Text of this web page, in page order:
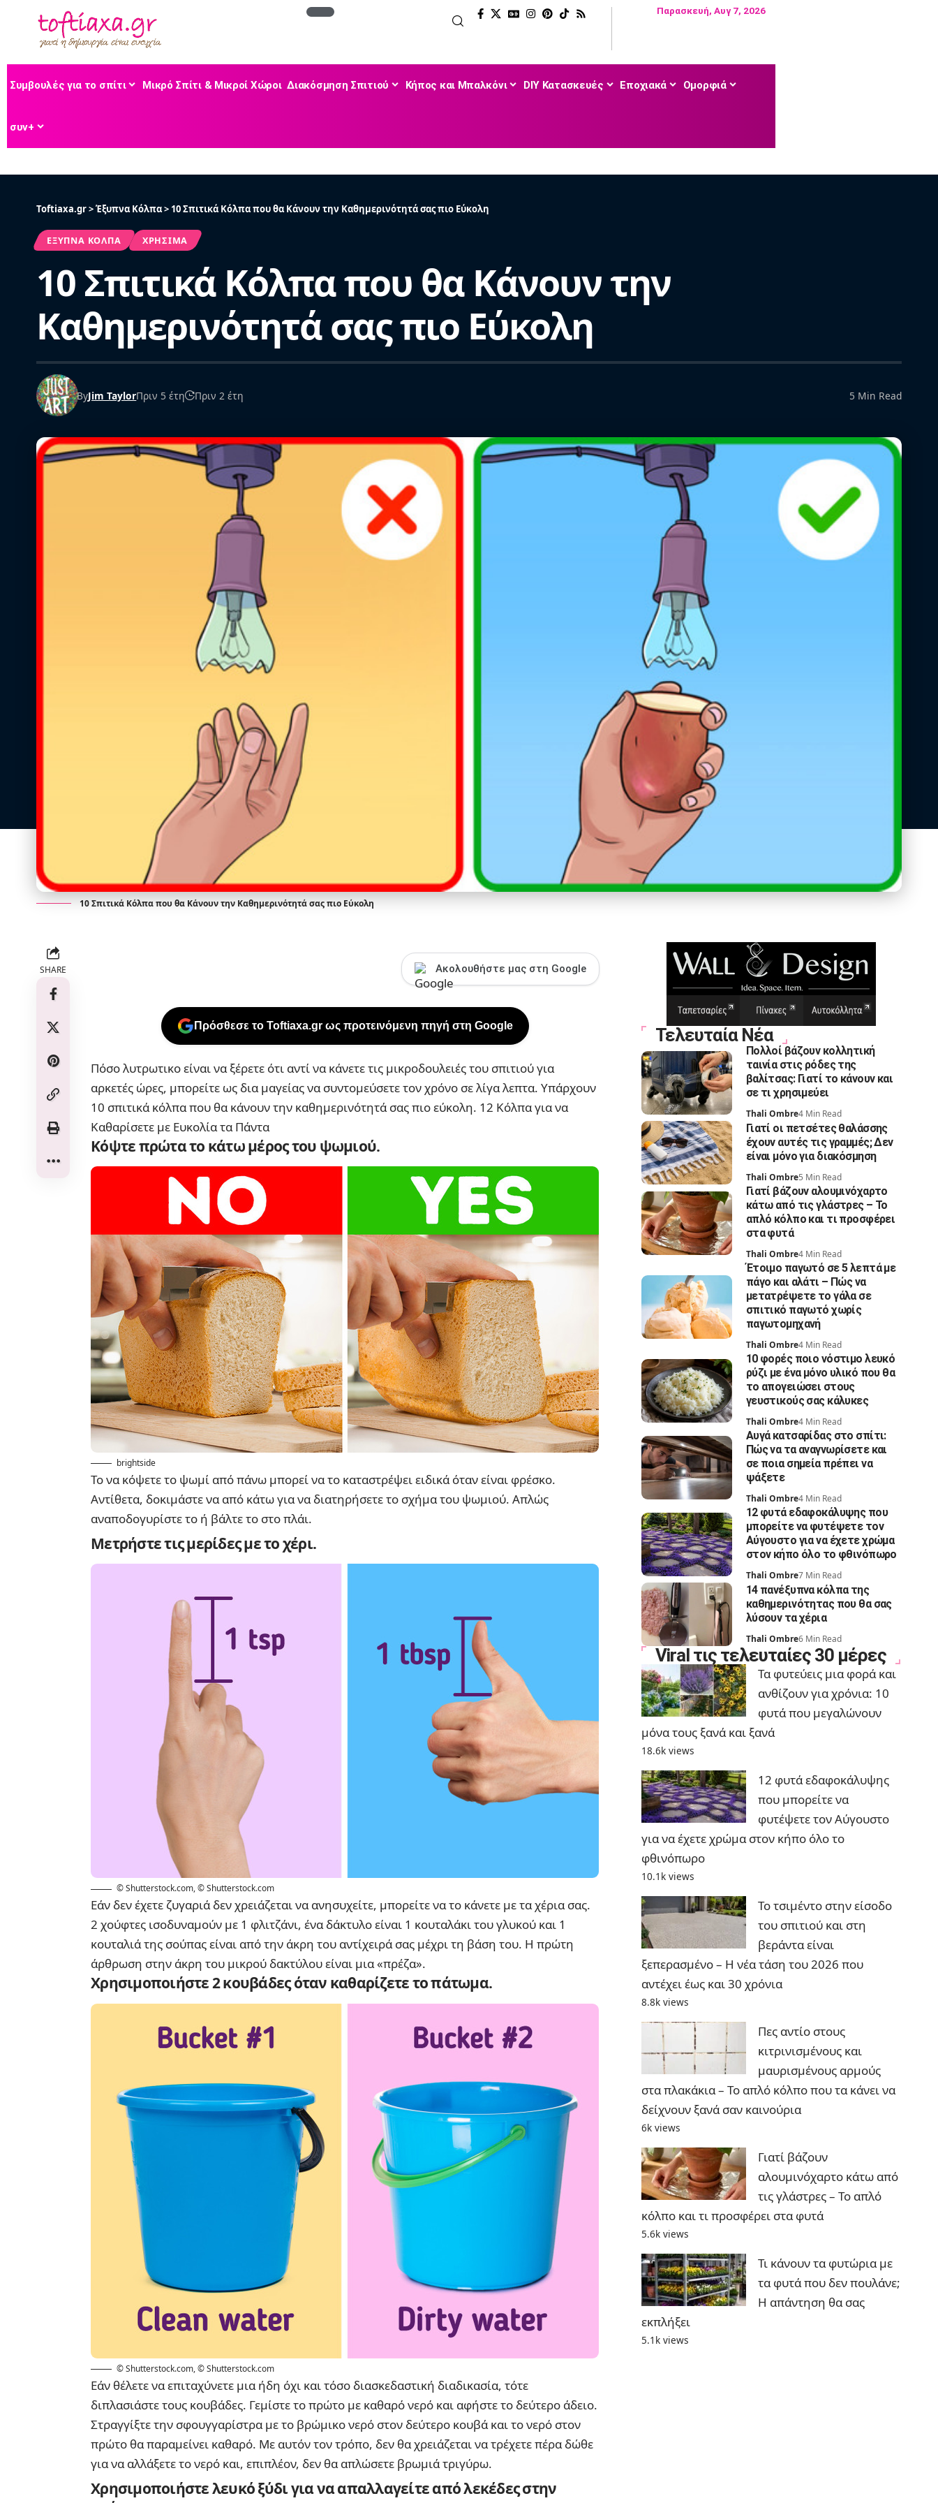
Παρασκευή, Αυγ 7, 2026
Συμβουλές για το σπίτι Μικρό Σπίτι & Μικροί Χώροι Διακόσμηση Σπιτιού Κήπος και Μπαλκόνι DIY Κατασκευές Εποχιακά Ομορφιά
συν+
Toftiaxa.gr>Έξυπνα Κόλπα> 10 Σπιτικά Κόλπα που θα Κάνουν την Καθημερινότητά σας πιο Εύκολη
ΈΞΥΠΝΑ ΚΌΛΠΑ ΧΡΉΣΙΜΑ
10 Σπιτικά Κόλπα που θα Κάνουν την
Καθημερινότητά σας πιο Εύκολη
ByJim TaylorΠριν 5 έτη Πριν 2 έτη 5 Min Read
10 Σπιτικά Κόλπα που θα Κάνουν την Καθημερινότητά σας πιο Εύκολη
SHARE Ακολουθήστε μας στη Google
Πρόσθεσε το Toftiaxa.gr ως προτεινόμενη πηγή στη Google
Πόσο λυτρωτικο είναι να ξέρετε ότι αντί να κάνετε τις μικροδουλειέςτου σπιτιού για
αρκετές ώρες, μπορείτε ως δια μαγείας να συντομεύσετε τον χρόνο σε λίγα λεπτα. Υπάρχουν
10 σπιτικά κόλπα που θα κάνουν την καθημερινότητά σας πιο εύκολη. 12 Κόλπα για να
Καθαρίσετε με Ευκολία τα Πάντα
Κόψτε πρώτα το κάτω μέρος του ψωμιού.
brightside
Το να κόψετε το ψωμί από πάνω μπορεί να το καταστρέψει ειδικά όταν είναι φρέσκο.
Αντίθετα, δοκιμάστε να από κάτω για να διατηρήσετε το σχήμα του ψωμιού. Απλώς
αναποδογυρίστε το ή βάλτε το στο πλάι.
Μετρήστε τις μερίδες με το χέρι.
© Shutterstock.com,© Shutterstock.com
Εάν δεν έχετε ζυγαριά δεν χρειάζεται να ανησυχείτε, μπορείτε να το κάνετε με τα χέρια σας.
2 χούφτες ισοδυναμούν με 1 φλιτζάνι, ένα δάκτυλο είναι 1 κουταλάκι του γλυκού και 1
κουταλιά της σούπας είναι από την άκρη του αντίχειρά σας μέχρι τη βάση του. Η πρώτη
άρθρωση στην άκρη του μικρού δακτύλου είναι μια «πρέζα».
Χρησιμοποιήστε 2 κουβάδες όταν καθαρίζετε το πάτωμα.
© Shutterstock.com,© Shutterstock.com
Εάν θέλετε να επιταχύνετε μια ήδη όχι και τόσο διασκεδαστική διαδικασία, τότε
διπλασιάστε τους κουβάδες. Γεμίστε το πρώτο με καθαρό νερό και αφήστε το δεύτερο άδειο.
Στραγγίξτε την σφουγγαρίστρα με το βρώμικο νερό στον δεύτερο κουβά και το νερό στον
πρώτο θα παραμείνει καθαρό. Με αυτόν τον τρόπο, δεν θα χρειάζεται να τρέχετε πέρα δώθε
για να αλλάξετε το νερό και, επιπλέον, δεν θα απλώσετε βρωμιά τριγύρω.
Χρησιμοποιήστε λευκό ξύδι για να απαλλαγείτε από λεκέδες στην
Τελευταία Νέα
Πολλοί βάζουν κολλητική
ταινία στις ρόδες της
βαλίτσας: Γιατί το κάνουν και
σε τι χρησιμεύει
Thali Ombre4 Min Read
Γιατί οι πετσέτες θαλάσσης
έχουν αυτές τις γραμμές; Δεν
είναι μόνο για διακόσμηση
Thali Ombre5 Min Read
Γιατί βάζουν αλουμινόχαρτο
κάτω από τις γλάστρες – Το
απλό κόλπο και τι προσφέρει
στα φυτά
Thali Ombre4 Min Read
Έτοιμο παγωτό σε 5 λεπτά με
πάγο και αλάτι – Πώς να
μετατρέψετε το γάλα σε
σπιτικό παγωτό χωρίς
παγωτομηχανή
Thali Ombre4 Min Read
10 φορές ποιο νόστιμο λευκό
ρύζι με ένα μόνο υλικό που θα
το απογειώσει στους
γευστικούς σας κάλυκες
Thali Ombre4 Min Read
Αυγά κατσαρίδας στο σπίτι:
Πώς να τα αναγνωρίσετε και
σε ποια σημεία πρέπει να
ψάξετε
Thali Ombre4 Min Read
12 φυτά εδαφοκάλυψης που
μπορείτε να φυτέψετε τον
Αύγουστο για να έχετε χρώμα
στον κήπο όλο το φθινόπωρο
Thali Ombre7 Min Read
14 πανέξυπνα κόλπα της
καθημερινότητας που θα σας
λύσουν τα χέρια
Thali Ombre6 Min Read
Viral τις τελευταίες 30 μέρες
Τα φυτεύεις μια φορά και
ανθίζουν για χρόνια: 10
φυτά που μεγαλώνουν
μόνα τους ξανά και ξανά
18.6k views
12 φυτά εδαφοκάλυψης
που μπορείτε να
φυτέψετε τον Αύγουστο
για να έχετε χρώμα στον κήπο όλο το
φθινόπωρο
10.1k views
Το τσιμέντο στην είσοδο
του σπιτιού και στη
βεράντα είναι
ξεπερασμένο – Η νέα τάση του 2026 που
αντέχει έως και 30 χρόνια
8.8k views
Πες αντίο στους
κιτρινισμένους και
μαυρισμένους αρμούς
στα πλακάκια – Το απλό κόλπο που τα κάνει να
δείχνουν ξανά σαν καινούρια
6k views
Γιατί βάζουν
αλουμινόχαρτο κάτω από
τις γλάστρες – Το απλό
κόλπο και τι προσφέρει στα φυτά
5.6k views
Τι κάνουν τα φυτώρια με
τα φυτά που δεν πουλάνε;
Η απάντηση θα σας
εκπλήξει
5.1k views